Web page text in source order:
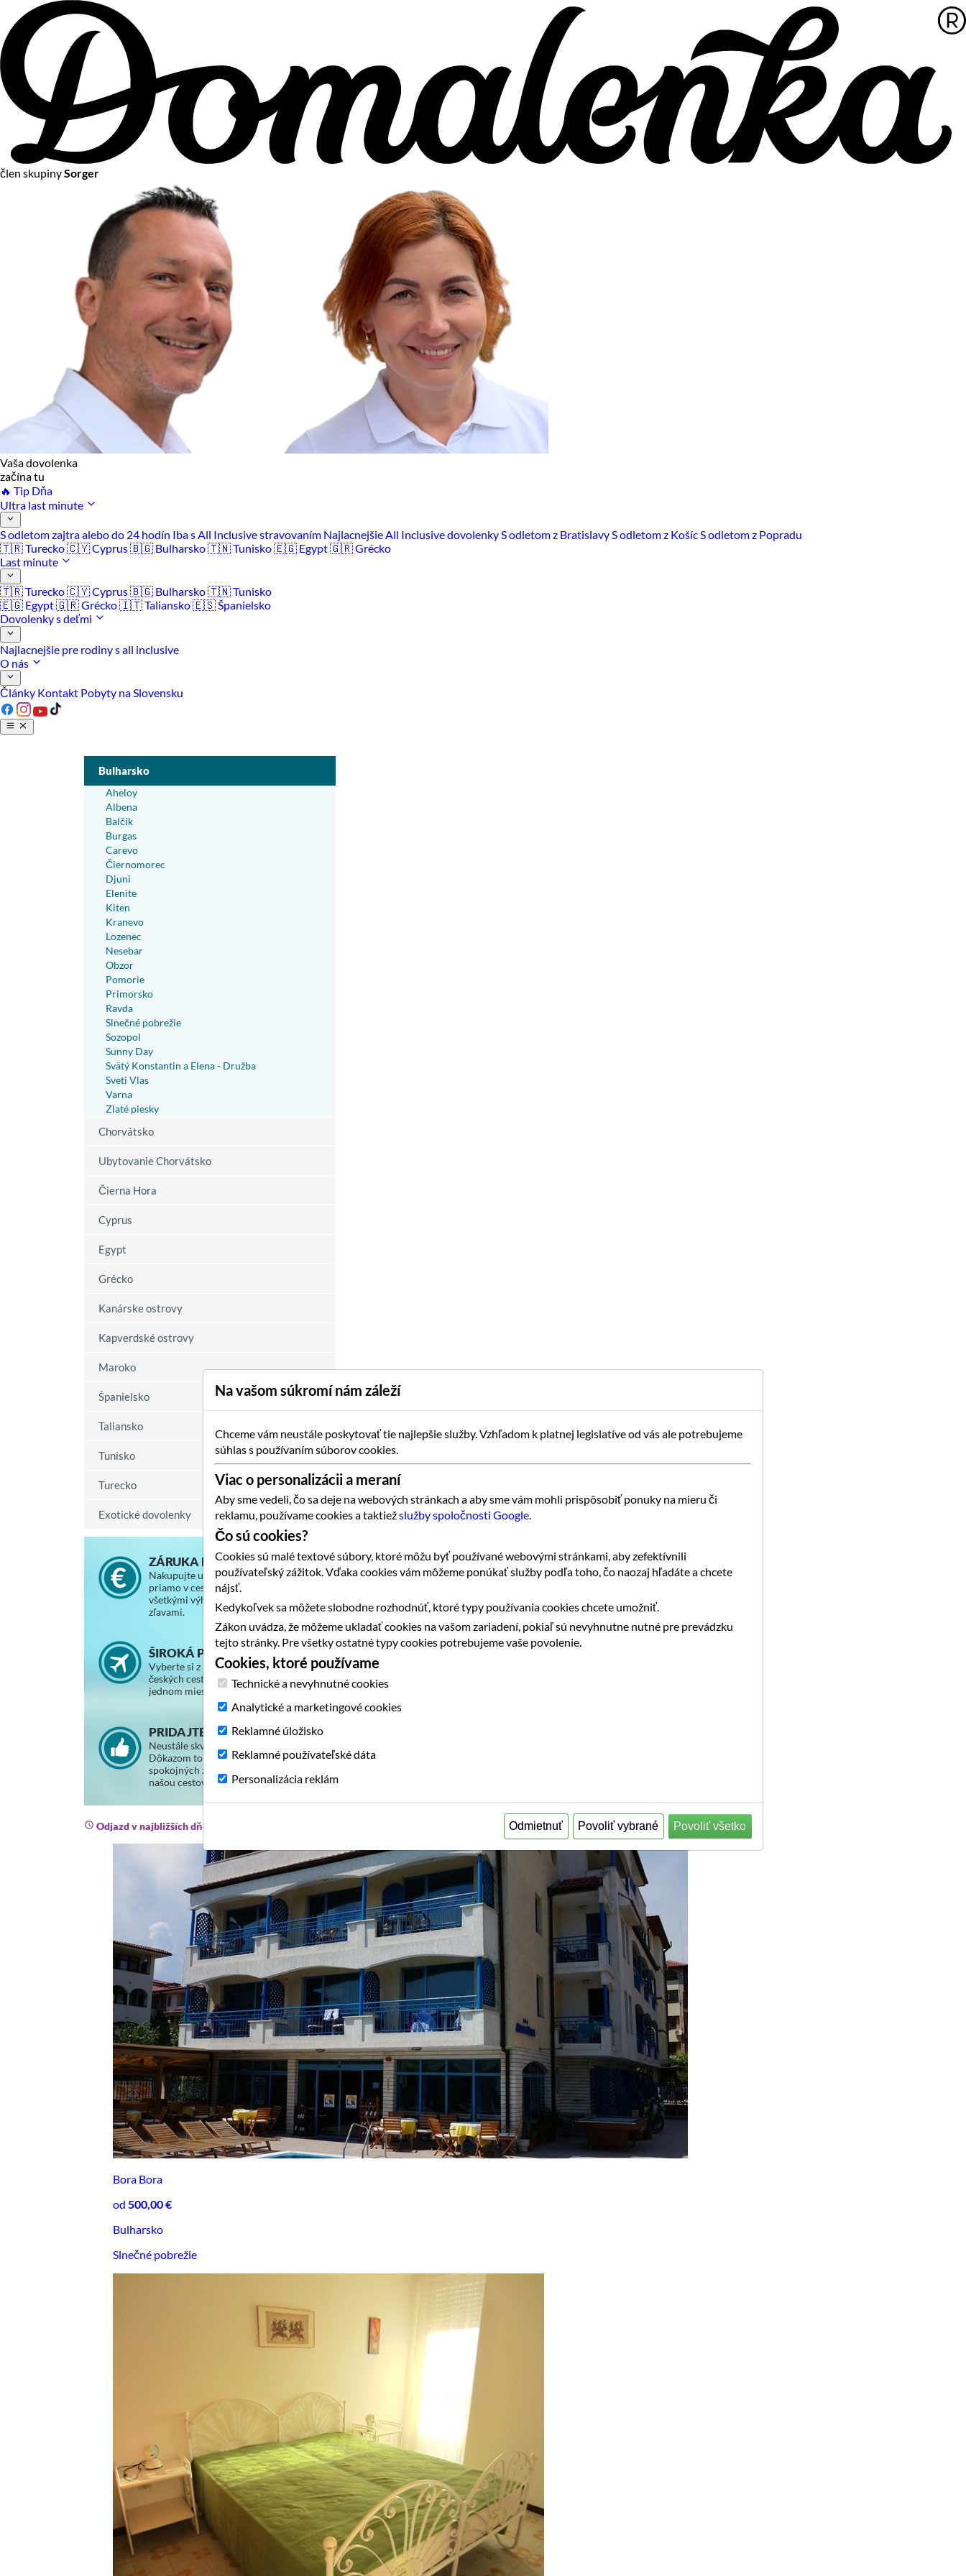
člen skupinySorger
Vaša dovolenka
začína tu
🔥 Tip Dňa
Ultra last minute
S odletom zajtra alebo do 24 hodín Iba s All Inclusive stravovaním Najlacnejšie All Inclusive dovolenkyS odletom z BratislavyS odletom z KošícS odletom z Popradu
🇹🇷 Turecko🇨🇾 Cyprus🇧🇬 Bulharsko🇹🇳 Tunisko🇪🇬 Egypt🇬🇷 Grécko
Last minute
🇹🇷 Turecko🇨🇾 Cyprus🇧🇬 Bulharsko🇹🇳 Tunisko
🇪🇬 Egypt🇬🇷 Grécko🇮🇹 Taliansko🇪🇸 Španielsko
Dovolenky s deťmi
Najlacnejšie pre rodiny s all inclusive
O nás
Články Kontakt Pobyty na Slovensku
Bulharsko
Aheloy
Albena
Balčík
Burgas
Carevo
Čiernomorec
Djuni
Elenite
Kiten
Kranevo
Lozenec
Nesebar
Obzor
Pomorie
Primorsko
Ravda
Slnečné pobrežie
Sozopol
Sunny Day
Svätý Konstantin a Elena - Družba
Sveti Vlas
Varna
Zlaté piesky
Chorvátsko
Ubytovanie Chorvátsko
Čierna Hora
Cyprus
Egypt
Grécko
Kanárske ostrovy
Kapverdské ostrovy
Maroko
Španielsko
Taliansko
Tunisko
Turecko
Exotické dovolenky
ZÁRUKA NAJNIŽŠEJ CENY
Nakupujte u nás za rovnaké ceny, ako
priamo v cestovnej kancelárii, so
všetkými výhodami a vernostnými
zľavami.
ŠIROKÁ PONUKA ZÁJAZDOV
Vyberte si z ponuky slovenských a
českých cestovných kancelárií na
jednom mieste.
PRIDAJTE SA K SPOKOJNÝM
Neustále skvalitňujeme svoje služby.
Dôkazom toho je stále väčší počet
spokojných zákazníkov, ktorí cestujú s
našou cestovnou agentúrou.
Odjazd v najbližších dňoch
Bora Bora
od 500,00 €
Bulharsko
Slnečné pobrežie
Na vašom súkromí nám záleží
Chceme vám neustále poskytovať tie najlepšie služby. Vzhľadom k platnej legislatíve od vás ale potrebujeme
súhlas s používaním súborov cookies.
Viac o personalizácii a meraní
Aby sme vedeli, čo sa deje na webových stránkach a aby sme vám mohli prispôsobiť ponuky na mieru či
reklamu, používame cookies a taktiežslužby spoločnosti Google.
Čo sú cookies?
Cookies sú malé textové súbory, ktoré môžu byť používané webovými stránkami, aby zefektívnili
používateľský zážitok. Vďaka cookies vám môžeme ponúkať služby podľa toho, čo naozaj hľadáte a chcete
nájsť.
Kedykoľvek sa môžete slobodne rozhodnúť, ktoré typy používania cookies chcete umožniť.
Zákon uvádza, že môžeme ukladať cookies na vašom zariadení, pokiaľ sú nevyhnutne nutné pre prevádzku
tejto stránky. Pre všetky ostatné typy cookies potrebujeme vaše povolenie.
Cookies, ktoré používame
Technické a nevyhnutné cookies
Analytické a marketingové cookies
Reklamné úložisko
Reklamné používateľské dáta
Personalizácia reklám
Povoliť všetko
Povoliť vybrané
Odmietnuť